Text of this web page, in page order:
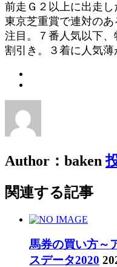
前走Ｇ２以上に出走し
東京芝重賞で連対の
注目。７番人気以下
割引き。３着に人気薄
Author：baken
関連する記事
馬券の買い方～
スデータ2020